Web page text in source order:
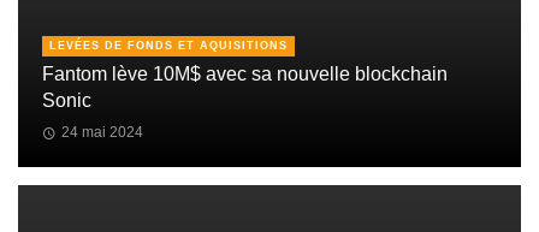
LEVÉES DE FONDS ET AQUISITIONS
Fantom lève 10M$ avec sa nouvelle blockchain
Sonic
24 mai 2024